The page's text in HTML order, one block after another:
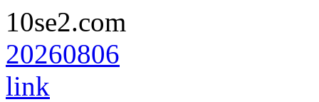
10se2.com
20260806
link